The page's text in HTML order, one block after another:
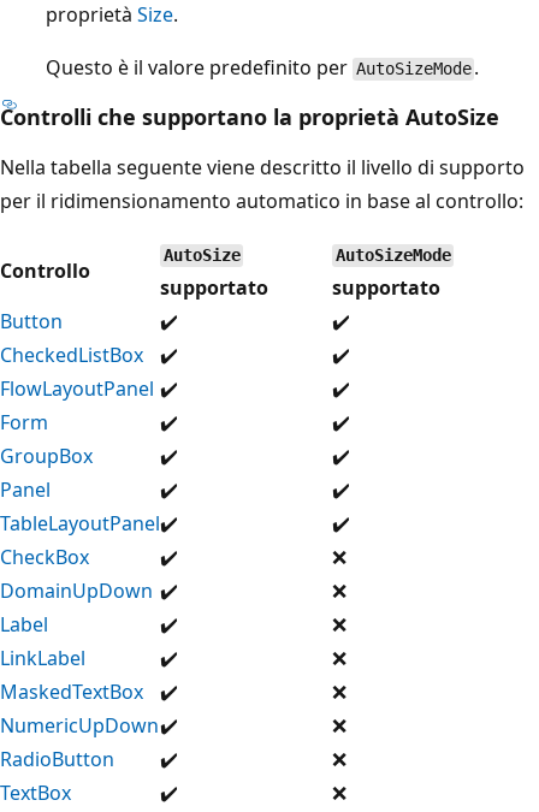
proprietà Size.
Questo è il valore predefinito per AutoSizeMode .
Controlli che supportano la proprietà AutoSize
Nella tabella seguente viene descritto il livello di supporto
per il ridimensionamento automatico in base al controllo:
Controllo
AutoSize
supportato
AutoSizeMode
supportato
Button
✔️
✔️
CheckedListBox
✔️
✔️
FlowLayoutPanel ✔️
✔️
Form
✔️
✔️
GroupBox
✔️
✔️
Panel
✔️
✔️
TableLayoutPanel✔️
✔️
CheckBox
✔️
❌
DomainUpDown ✔️
❌
Label
✔️
❌
LinkLabel
✔️
❌
MaskedTextBox
✔️
❌
NumericUpDown✔️
❌
RadioButton
✔️
❌
TextBox
✔️
❌